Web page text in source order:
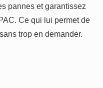
pannes et garantissez
Ce qui lui permet de
trop en demander.